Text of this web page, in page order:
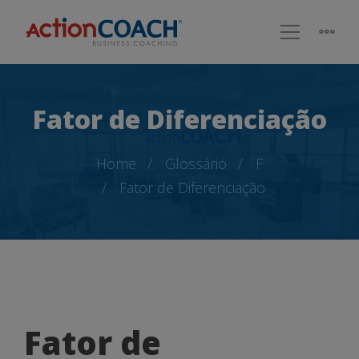
Fator de Diferenciação
Home Glossário
F
Fator de Diferenciação
Fator
Fator de